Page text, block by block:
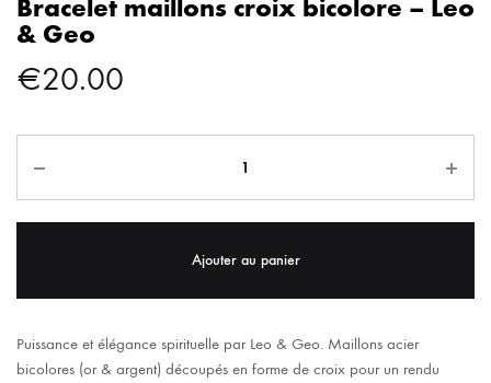
Bracelet maillons croix bicolore – Leo
& Geo
€20.00
Ajouter au panier
Puissance et élégance spirituelle par Leo & Geo. Maillons acier
bicolores (or & argent) découpés en forme de croix pour un rendu